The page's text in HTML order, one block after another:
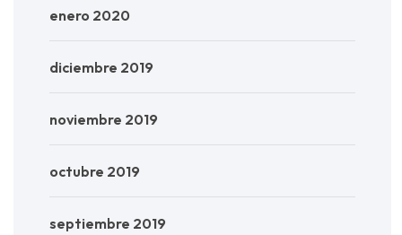
enero 2020
diciembre 2019
noviembre 2019
octubre 2019
septiembre 2019